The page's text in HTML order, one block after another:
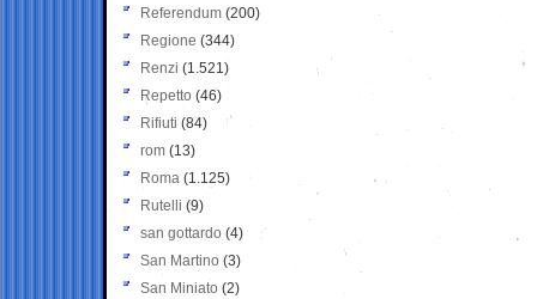
Referendum (200)
Regione (344)
Renzi (1.521)
Repetto (46)
Rifiuti (84)
rom (13)
Roma (1.125)
Rutelli (9)
san gottardo (4)
San Martino (3)
San Miniato (2)